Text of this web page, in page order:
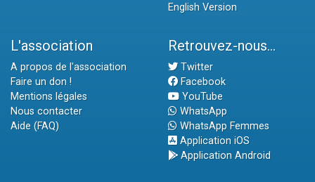
English Version
L'association
A propos de l'association
Faire un don !
Mentions légales
Nous contacter
Aide (FAQ)
Retrouvez-nous...
Twitter
Facebook
YouTube
WhatsApp
WhatsApp Femmes
Application iOS
Application Android